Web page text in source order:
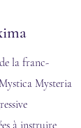
la franc-
Mysteria
à instruire